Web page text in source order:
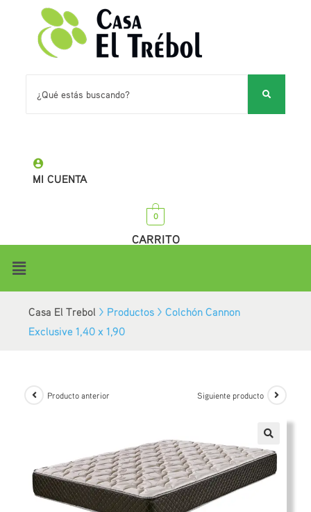
MI CUENTA
0
CARRITO
Casa El Trebol > Productos >Colchón Cannon
Exclusive 1,40 x 1,90
Producto anterior Siguiente producto